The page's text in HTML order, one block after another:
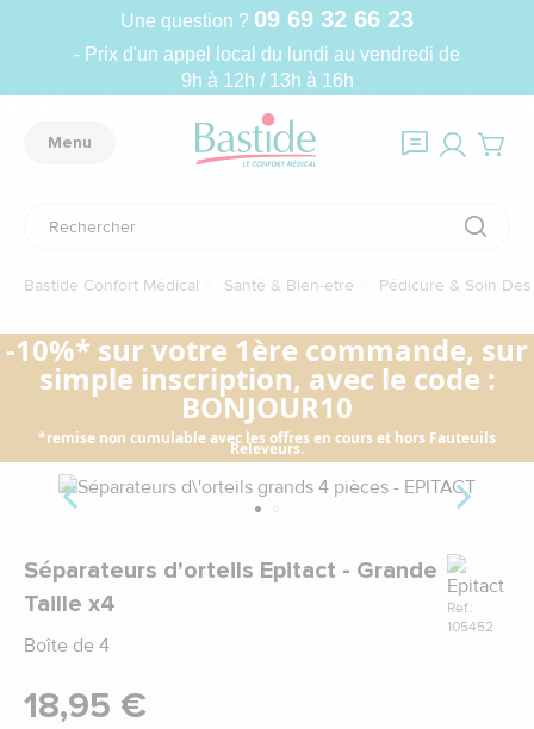
Une question ? 09 69 32 66 23
- Prix d'un appel local du lundi au vendredi de
9h à 12h / 13h à 16h
Menu
Bastide Confort Médical Santé & Bien-être Pédicure & Soin
-10%* sur votre 1ère commande, sur
simple inscription, avec le code :
BONJOUR10
*remise non cumulable avec les offres en cours et hors Fauteuils
Releveurs.
Séparateurs d'orteils Epitact - Grande
Taille x4
Boîte de 4
Marque
Ref.:
105452
18,95 €